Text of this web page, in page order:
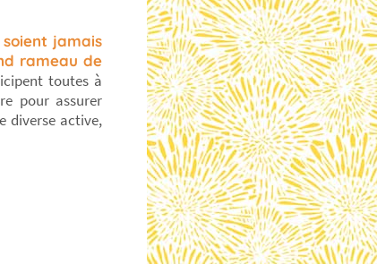
jamais
rameau de
toutes à
pour assurer
diverse active,